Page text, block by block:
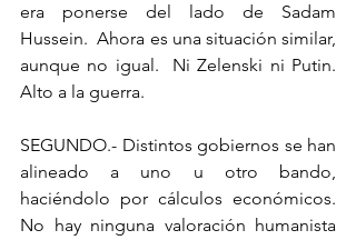
era ponerse del lado de Sadam
Hussein.  Ahora es una situación similar,
aunque no igual.  Ni Zelenski ni Putin.
Alto a la guerra.
SEGUNDO.- Distintos gobiernos se han
alineado a uno u otro bando,
haciéndolo por cálculos económicos.
No hay ninguna valoración humanista